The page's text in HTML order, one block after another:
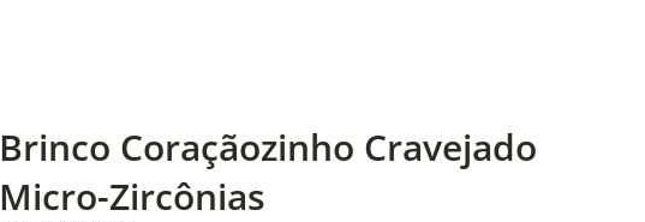
Brinco Coraçãozinho Cravejado
Micro-Zircônias